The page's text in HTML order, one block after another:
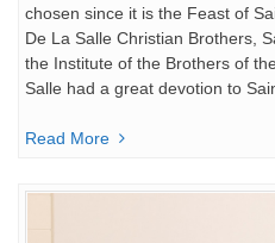
chosen since it is the Feast of
De La Salle Christian Brothers,
the Institute of the Brothers of
Salle had a great devotion to
Read More